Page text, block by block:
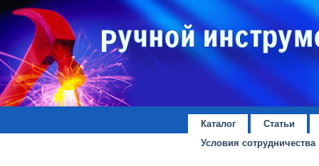
Каталог
Статьи
Условия сотрудничества